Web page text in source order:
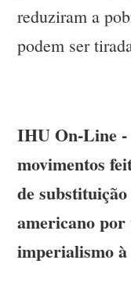
reduziram a
podem ser
IHU On-Line -
movimentos
de
americano por
imperialismo à